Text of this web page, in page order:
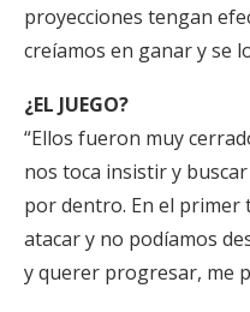
proyecciones tengan
creíamos en ganar y se
¿EL JUEGO?
“Ellos fueron muy
nos toca insistir y
por dentro. En el primer
atacar y no podíamos
y querer progresar, me